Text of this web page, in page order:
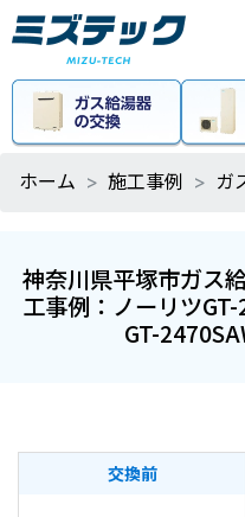
ホーム 施工事例 ガ
神奈川県平塚市ガス
工事例：ノーリツ
GT-
交換前